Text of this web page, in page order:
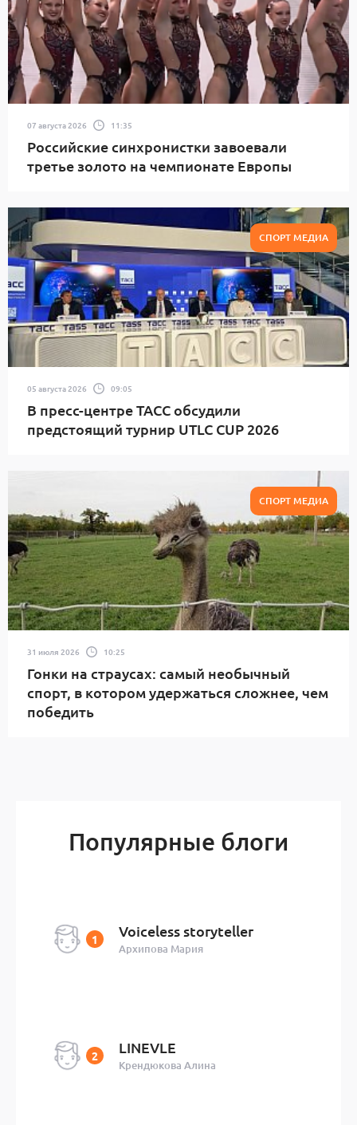
07 августа 2026 11:35
Российские синхронистки завоевали
третье золото на чемпионате Европы
СПОРТ МЕДИА
05 августа 2026 09:05
В пресс-центре ТАСС обсудили
предстоящий турнир UTLC CUP 2026
СПОРТ МЕДИА
31 июля 2026 10:25
Гонки на страусах: самый необычный
спорт, в котором удержаться сложнее, чем
победить
Популярные блоги
Voiceless storyteller
Архипова Мария
LINEVLE
Крендюкова Алина